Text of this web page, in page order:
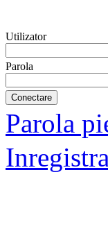
Utilizator
Parola
Parola